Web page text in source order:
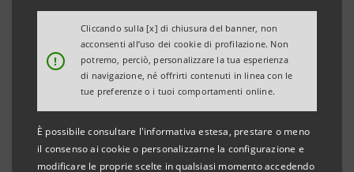
!
Cliccando sulla [x] di chiusura del banner, non
acconsenti all’uso dei cookie di profilazione. Non
potremo, perciò, personalizzare la tua esperienza
di navigazione, né offrirti contenuti in linea con le
tue preferenze o i tuoi comportamenti online.
È possibile consultare l'informativa estesa, prestare o meno
il consenso ai cookie o personalizzarne la configurazione e
modificare le proprie scelte in qualsiasi momento accedendo
AGGIORNA
In questa pagina si trovano tutti i comunicati stampa
gennaio 2007, data di decorrenza della fusione tra
Banca Intesa e Sanpaolo IMI, e sono inclusi tutti i